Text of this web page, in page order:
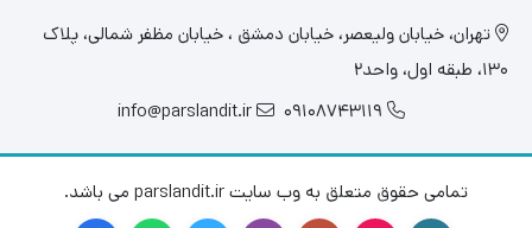
تهران، خيابان وليعصر، خیابان دمشق ، خیابان مظفر شمالی، پلاک
130، طبقه اول، واحد2
09108743119
info@parslandit.ir
تمامی حقوق متعلق به وب سایت parslandit.ir می باشد.